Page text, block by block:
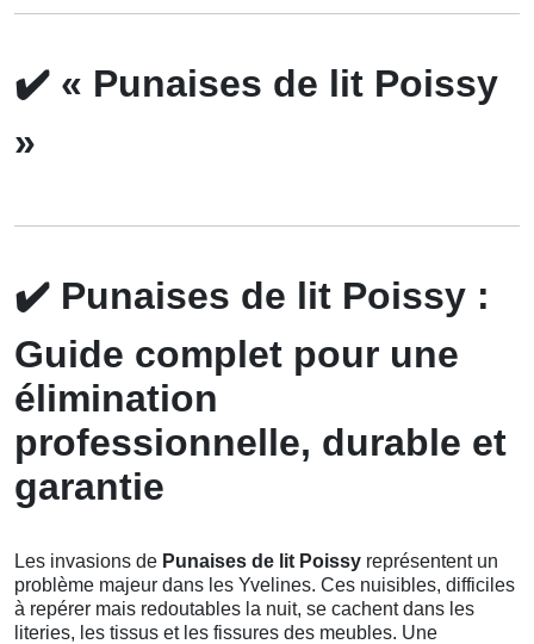
✔️ « Punaises de lit Poissy
»
✔️ Punaises de lit Poissy :
Guide complet pour une
élimination
professionnelle, durable et
garantie
Les invasions de Punaises de lit Poissy représentent un
problème majeur dans les Yvelines. Ces nuisibles, difficiles
à repérer mais redoutables la nuit, se cachent dans les
literies, les tissus et les fissures des meubles. Une